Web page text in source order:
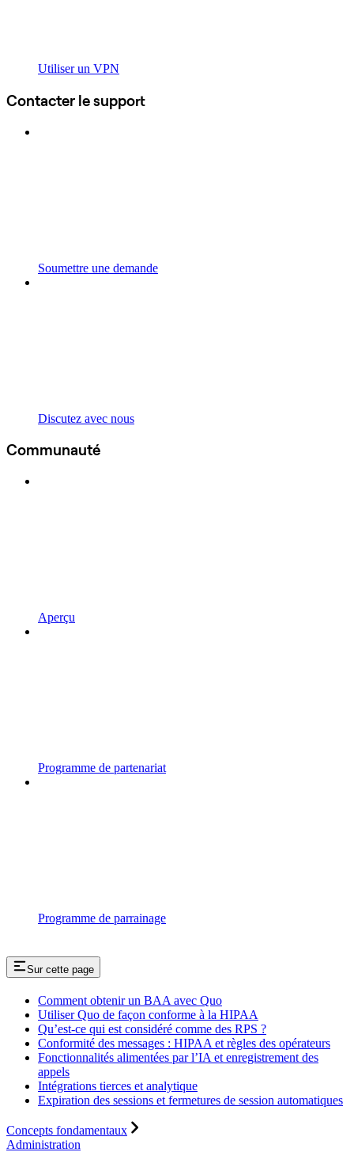
Utiliser un VPN
Contacter le support
Soumettre une demande
Discutez avec nous
Communauté
Aperçu
Programme de partenariat
Programme de parrainage
Sur cette page
Comment obtenir un BAA avec Quo
Utiliser Quo de façon conforme à la HIPAA
Qu’est-ce qui est considéré comme des RPS ?
Conformité des messages : HIPAA et règles des opérateurs
Fonctionnalités alimentées par l’IA et enregistrement des
appels
Intégrations tierces et analytique
Expiration des sessions et fermetures de session automatiques
Concepts fondamentaux
Administration